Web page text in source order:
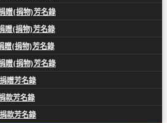
贈(捐物)芳名錄
贈(捐物)芳名錄
贈(捐物)芳名錄
贈(捐物)芳名錄
贈芳名錄
款芳名錄
款芳名錄